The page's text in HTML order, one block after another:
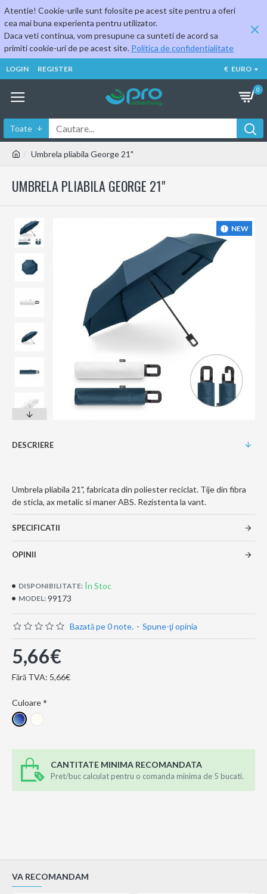
Atentie! Cookie-urile sunt folosite pe acest site pentru a oferi
cea mai buna experienta pentru utilizator.
Daca veti continua, vom presupune ca sunteti de acord sa
primiti cookie-uri de pe acest site. Politica de confidentialitate
LOGIN REGISTER € EURO
0
Toate
Umbrela pliabila George 21"
UMBRELA PLIABILA GEORGE 21"
NEW
DESCRIERE
Umbrela pliabila 21", fabricata din poliester reciclat. Tije din fibra
de sticla, ax metalic si maner ABS. Rezistenta la vant.
SPECIFICATII
OPINII
DISPONIBILITATE: În Stoc
MODEL: 99173
Bazată pe 0 note. - Spune-ţi opinia
5,66€
Fără TVA: 5,66€
Culoare
CANTITATE MINIMA RECOMANDATA
Pret/buc calculat pentru o comanda minima de 5 bucati.
VA RECOMANDAM